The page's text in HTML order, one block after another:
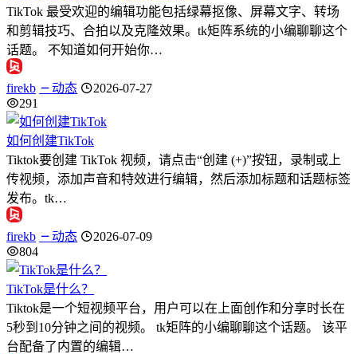
TikTok 最受欢迎的编辑功能包括绿幕抠像、屏幕文字、转场
和剪辑技巧、合拍以及克隆效果。tk矩阵系统的小编聊聊这个
话题。 不知道如何开始你…
firekb 动态
2026-07-27
291
如何创建TikTok
Tiktok要创建 TikTok 视频，请点击“创建 (+)”按钮，录制或上
传视频，添加声音和特效进行编辑，然后添加标题和话题标签
发布。tk…
firekb 动态
2026-07-09
804
TikTok是什么？
Tiktok是一个短视频平台，用户可以在上面创作和分享时长在
5秒到10分钟之间的视频。 tk矩阵的小编聊聊这个话题。 该平
台配备了内置的编辑…